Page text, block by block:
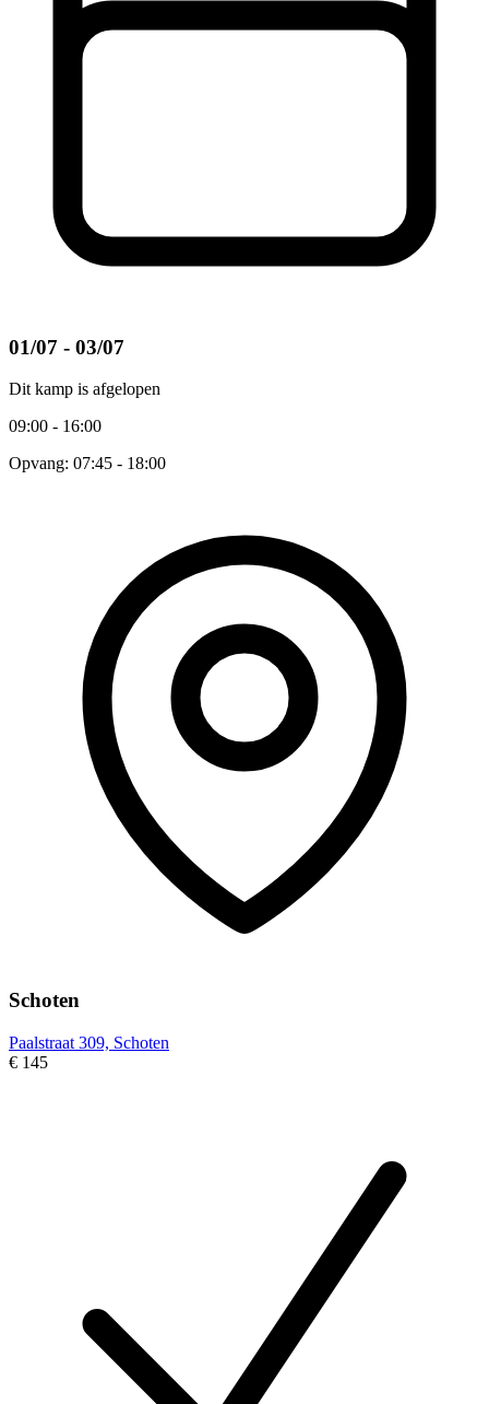
01/07 - 03/07
Dit kamp is afgelopen
09:00 - 16:00
Opvang: 07:45 - 18:00
Schoten
Paalstraat 309, Schoten
€ 145